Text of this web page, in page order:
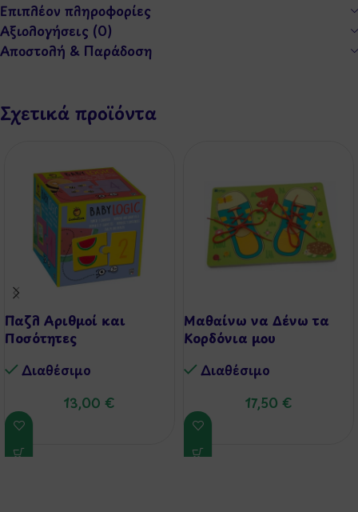
Επιπλέον πληροφορίες
Αξιολογήσεις (0)
Αποστολή & Παράδοση
Σχετικά προϊόντα
Παζλ Αριθμοί και
Ποσότητες
Διαθέσιμo
13,00 €
Μαθαίνω να Δένω τα
Κορδόνια μου
Διαθέσιμo
17,50 €